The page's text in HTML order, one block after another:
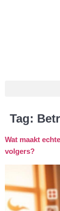
Tag:
Wat maakt
volgers?